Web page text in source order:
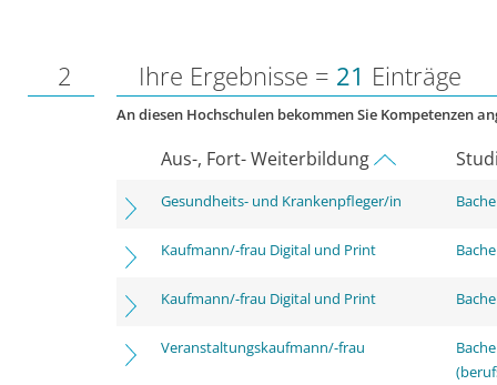
2 Ihre Ergebnisse = 21 Einträge
An diesen Hochschulen bekommen Sie Kompetenzen
Aus-, Fort- Weiterbildung
Gesundheits- und Krankenpfleger/in
Kaufmann/-frau Digital und Print
Kaufmann/-frau Digital und Print
Veranstaltungskaufmann/-frau